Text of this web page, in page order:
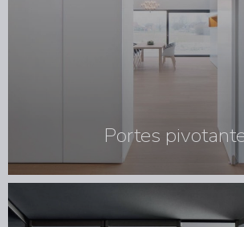
Portes